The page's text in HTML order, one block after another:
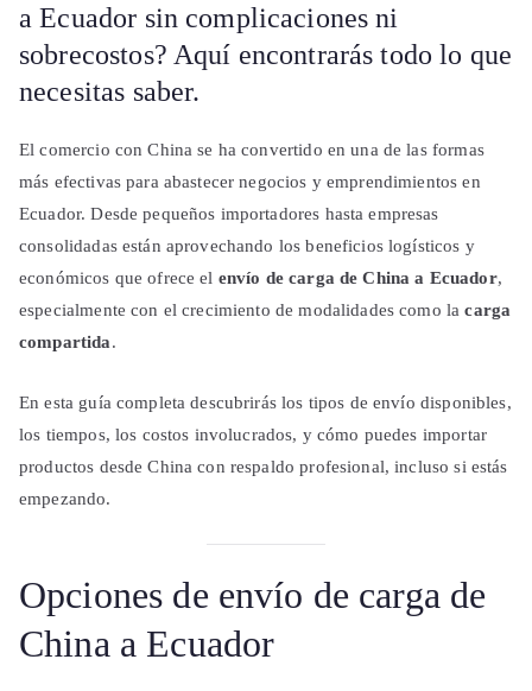
a Ecuador sin complicaciones ni
sobrecostos? Aquí encontrarás todo lo que
necesitas saber.
El comercio con China se ha convertido en una de las formas
más efectivas para abastecer negocios y emprendimientos en
Ecuador. Desde pequeños importadores hasta empresas
consolidadas están aprovechando los beneficios logísticos y
económicos que ofrece el envío de carga de China a Ecuador,
especialmente con el crecimiento de modalidades como lacarga
compartida.
En esta guía completa descubrirás los tipos de envío disponibles,
los tiempos, los costos involucrados, y cómo puedes importar
productos desde China con respaldo profesional, incluso si estás
empezando.
Opciones de envío de carga de
China a Ecuador